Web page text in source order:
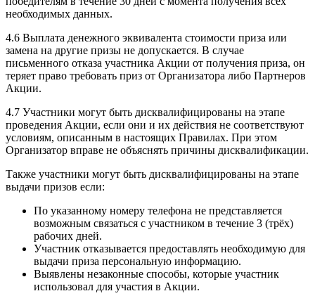
необходимых данных.
4.6 Выплата денежного эквивалента стоимости приза или
замена на другие призы не допускается. В случае
письменного отказа участника Акции от получения приза, он
теряет право требовать приз от Организатора либо Партнеров
Акции.
4.7 Участники могут быть дисквалифицированы на этапе
проведения Акции, если они и их действия не соответствуют
условиям, описанным в настоящих Правилах. При этом
Организатор вправе не объяснять причины дисквалификации.
Также участники могут быть дисквалифицированы на этапе
выдачи призов если:
По указанному номеру телефона не представляется
возможным связаться с участником в течение 3 (трёх)
рабочих дней.
Участник отказывается предоставлять необходимую для
выдачи приза персональную информацию.
Выявлены незаконные способы, которые участник
использовал для участия в Акции.